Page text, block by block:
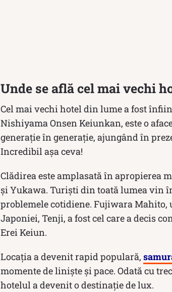
Unde se află cel mai vechi
Cel mai vechi hotel din lume a fost
Nishiyama Onsen Keiunkan, este o
generație în generație, ajungând în
Incredibil așa ceva!
Clădirea este amplasată în apropierea
și Yukawa. Turiști din toată lumea vin
problemele cotidiene. Fujiwara
Japoniei, Tenji, a fost cel care a decis
Erei Keiun.
Locația a devenit rapid populară,
momente de liniște și pace. Odată cu
hotelul a devenit o destinație de lux.